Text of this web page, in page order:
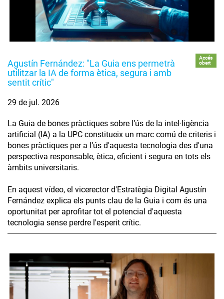
Agustín Fernández: "La Guia ens permetrà
utilitzar la IA de forma ètica, segura i amb
sentit crític"
Accés
obert
29 de jul. 2026
La Guia de bones pràctiques sobre l’ús de la intel·ligència
artificial (IA) a la UPC constitueix un marc comú de criteris i
bones pràctiques per a l’ús d'aquesta tecnologia des d'una
perspectiva responsable, ètica, eficient i segura en tots els
àmbits universitaris.
En aquest vídeo, el vicerector d'Estratègia Digital Agustín
Fernández explica els punts clau de la Guia i com és una
oportunitat per aprofitar tot el potencial d'aquesta
tecnologia sense perdre l'esperit crític.